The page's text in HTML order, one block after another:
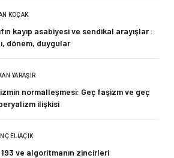
KOÇAK
kayıp asabiyesi ve sendikal arayışlar :
dönem, duygular
YARAŞIR
normalleşmesi: Geç faşizm ve geç
ilişkisi
ELIAÇIK
193 ve algoritmanın zincirleri